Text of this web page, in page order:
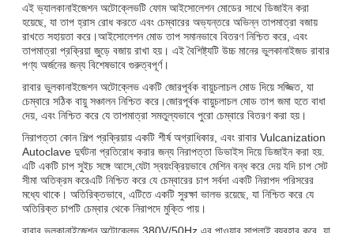
এই ভ্যালকানাইজেশন অটোক্লেভটি ফোম আইসোলেশন মোডের সাথে ডিজাইন করা
হয়েছে, যা তাপ হ্রাস রোধ করতে এবং চেম্বারের অভ্যন্তরে অভিন্ন তাপমাত্রা বজায়
রাখতে সহায়তা করে।আইসোলেশন মোড তাপ সমানভাবে বিতরণ নিশ্চিত করে, এবং
তাপমাত্রা প্রক্রিয়া জুড়ে বজায় রাখা হয়। এই বৈশিষ্ট্যটি উচ্চ মানের ভুলকানাইজড রাবার
পণ্য অর্জনের জন্য বিশেষভাবে গুরুত্বপূর্ণ।
রাবার ভুলকানাইজেশন অটোক্লেভ একটি জোরপূর্বক বায়ুচলাচল মোড দিয়ে সজ্জিত, যা
চেম্বারে সঠিক বায়ু সঞ্চালন নিশ্চিত করে।জোরপূর্বক বায়ুচলাচল মোড তাপ জমা হতে বাধা
দেয়, এবং নিশ্চিত করে যে তাপমাত্রা সমতুল্যভাবে পুরো চেম্বারে বিতরণ করা হয়।
নিরাপত্তা কোন শিল্প প্রক্রিয়ায় একটি শীর্ষ অগ্রাধিকার, এবং রাবার Vulcanization
Autoclave দুর্ঘটনা প্রতিরোধ করার জন্য নিরাপত্তা ডিভাইস দিয়ে ডিজাইন করা হয়.
এটি একটি চাপ সুইচ সঙ্গে আসে,যেটা স্বয়ংক্রিয়ভাবে মেশিন বন্ধ করে দেয় যদি চাপ সেট
সীমা অতিক্রম করেএটি নিশ্চিত করে যে চেম্বারের চাপ সর্বদা একটি নিরাপদ পরিসরের
মধ্যে থাকে। অতিরিক্তভাবে, এটিতে একটি সুরক্ষা ভালভ রয়েছে, যা নিশ্চিত করে যে
অতিরিক্ত চাপটি চেম্বার থেকে নিরাপদে মুক্তি পায়।